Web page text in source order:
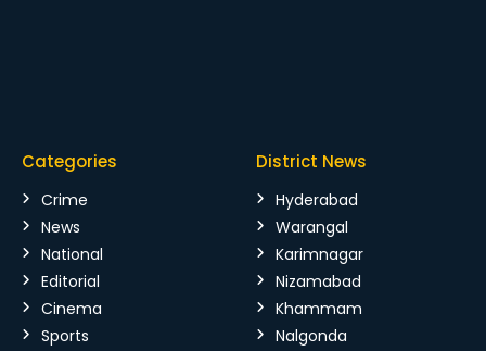
Categories
Crime
News
National
Editorial
Cinema
Sports
District News
Hyderabad
Warangal
Karimnagar
Nizamabad
Khammam
Nalgonda